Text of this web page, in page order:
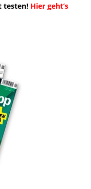
testen! Hier geht’s